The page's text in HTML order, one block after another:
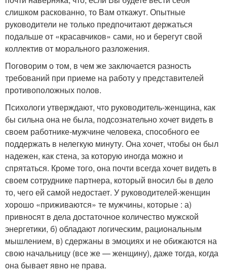
слишком раскованно, то Вам откажут. Опытные
руководители не только предпочитают держаться
подальше от «красавчиков» сами, но и берегут свой
коллектив от морального разложения.
Поговорим о том, в чем же заключается разность
требований при приеме на работу у представителей
противоположных полов.
Психологи утверждают, что руководитель-женщина, как
бы сильна она не была, подсознательно хочет видеть в
своем работнике-мужчине человека, способного ее
поддержать в нелегкую минуту. Она хочет, чтобы он был
надежен, как стена, за которую иногда можно и
спрятаться. Кроме того, она почти всегда хочет видеть в
своем сотруднике партнера, который вносил бы в дело
то, чего ей самой недостает. У руководителей-женщин
хорошо «приживаются» те мужчины, которые : а)
привносят в дела достаточное количество мужской
энергетики, б) обладают логическим, рациональным
мышлением, в) сдержаны в эмоциях и не обижаются на
свою начальницу (все же — женщину), даже тогда, когда
она бывает явно не права.